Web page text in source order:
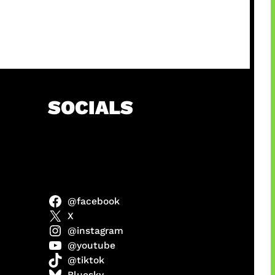
SOCIALS
@facebook
X
@instagram
@youtube
@tiktok